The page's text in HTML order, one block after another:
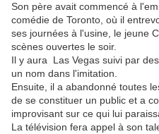
Son père avait commencé à
comédie de Toronto, où il
ses journées à l'usine, le jeune
scènes ouvertes le soir.
Il y aura Las Vegas suivi par
un nom dans l'imitation.
Ensuite, il a abandonné toutes
de se constituer un public et a
improvisant sur ce qui lui
La télévision fera appel à son